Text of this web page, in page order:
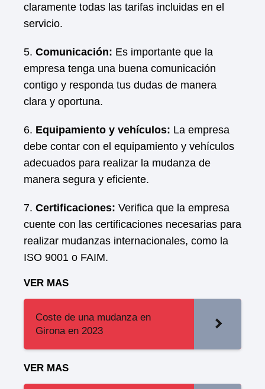
claramente todas las tarifas incluidas en el
servicio.
5. Comunicación: Es importante que la
empresa tenga una buena comunicación
contigo y responda tus dudas de manera
clara y oportuna.
6. Equipamiento y vehículos: La empresa
debe contar con el equipamiento y vehículos
adecuados para realizar la mudanza de
manera segura y eficiente.
7. Certificaciones: Verifica que la empresa
cuente con las certificaciones necesarias para
realizar mudanzas internacionales, como la
ISO 9001 o FAIM.
VER MAS
Coste de una mudanza en
Girona en 2023
VER MAS